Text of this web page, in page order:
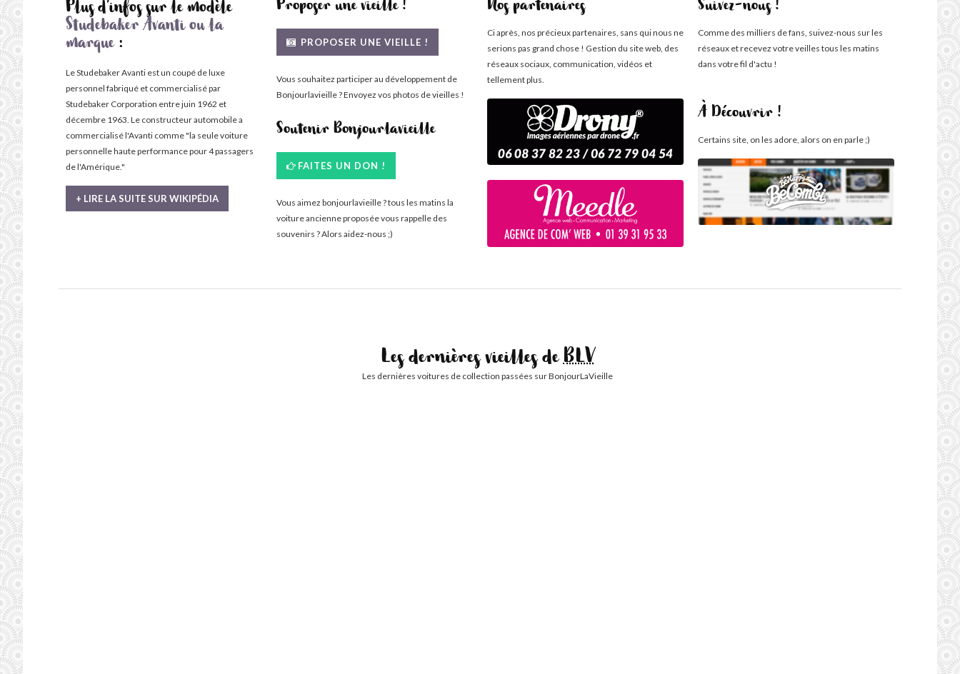
Plus d'infos sur le modèle
Studebaker Avanti ou la
marque:
Le Studebaker Avanti est un coupé de luxe
personnel fabriqué et commercialisé par
Studebaker Corporation entre juin 1962 et
décembre 1963. Le constructeur automobile a
commercialisé l'Avanti comme "la seule voiture
personnelle haute performance pour 4 passagers
de l'Amérique."
+ LIRE LA SUITE SUR WIKIPÉDIA
Proposer une vieille !
PROPOSER UNE VIEILLE !
Vous souhaitez participer au développement de
Bonjourlavieille ? Envoyez vos photos de vieilles !
Soutenir Bonjourlavieille
FAITES UN DON !
Vous aimez bonjourlavieille ? tous les matins la
voiture ancienne proposée vous rappelle des
souvenirs ? Alors aidez-nous ;)
Nos partenaires
Ci après, nos précieux partenaires, sans qui nous ne
serions pas grand chose ! Gestion du site web, des
réseaux sociaux, communication, vidéos et
tellement plus.
Suivez-nous !
Comme des milliers de fans, suivez-nous sur les
réseaux et recevez votre veilles tous les matins
dans votre fil d'actu !
À Découvrir !
Certains site, on les adore, alors on en parle ;)
Les dernières vieilles deBLV
Les dernières voitures de collection passées sur BonjourLaVieille